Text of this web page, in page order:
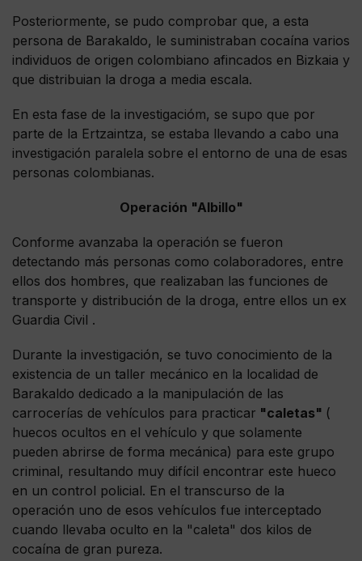
Posteriormente, se pudo comprobar que, a esta
persona de Barakaldo, le suministraban cocaína varios
individuos de origen colombiano afincados en Bizkaia y
que distribuian la droga a media escala.
En esta fase de la investigacióm, se supo que por
parte de la Ertzaintza, se estaba llevando a cabo una
investigación paralela sobre el entorno de una de esas
personas colombianas.
Operación "Albillo"
Conforme avanzaba la operación se fueron
detectando más personas como colaboradores, entre
ellos dos hombres, que realizaban las funciones de
transporte y distribución de la droga, entre ellos un ex
Guardia Civil .
Durante la investigación, se tuvo conocimiento de la
existencia de un taller mecánico en la localidad de
Barakaldo dedicado a la manipulación de las
carrocerías de vehículos para practicar "caletas" (
huecos ocultos en el vehículo y que solamente
pueden abrirse de forma mecánica) para este grupo
criminal, resultando muy difícil encontrar este hueco
en un control policial. En el transcurso de la
operación uno de esos vehículos fue interceptado
cuando llevaba oculto en la "caleta" dos kilos de
cocaína de gran pureza.